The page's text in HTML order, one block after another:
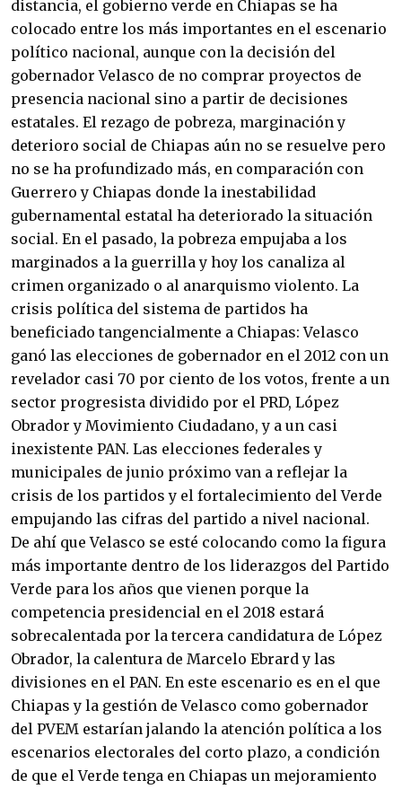
distancia, el gobierno verde en Chiapas se ha
colocado entre los más importantes en el escenario
político nacional, aunque con la decisión del
gobernador Velasco de no comprar proyectos de
presencia nacional sino a partir de decisiones
estatales. El rezago de pobreza, marginación y
deterioro social de Chiapas aún no se resuelve pero
no se ha profundizado más, en comparación con
Guerrero y Chiapas donde la inestabilidad
gubernamental estatal ha deteriorado la situación
social. En el pasado, la pobreza empujaba a los
marginados a la guerrilla y hoy los canaliza al
crimen organizado o al anarquismo violento. La
crisis política del sistema de partidos ha
beneficiado tangencialmente a Chiapas: Velasco
ganó las elecciones de gobernador en el 2012 con un
revelador casi 70 por ciento de los votos, frente a un
sector progresista dividido por el PRD, López
Obrador y Movimiento Ciudadano, y a un casi
inexistente PAN. Las elecciones federales y
municipales de junio próximo van a reflejar la
crisis de los partidos y el fortalecimiento del Verde
empujando las cifras del partido a nivel nacional.
De ahí que Velasco se esté colocando como la figura
más importante dentro de los liderazgos del Partido
Verde para los años que vienen porque la
competencia presidencial en el 2018 estará
sobrecalentada por la tercera candidatura de López
Obrador, la calentura de Marcelo Ebrard y las
divisiones en el PAN. En este escenario es en el que
Chiapas y la gestión de Velasco como gobernador
del PVEM estarían jalando la atención política a los
escenarios electorales del corto plazo, a condición
de que el Verde tenga en Chiapas un mejoramiento